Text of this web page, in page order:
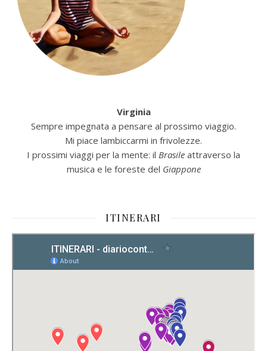
Virginia
Sempre impegnata a pensare al prossimo viaggio.
Mi piace lambiccarmi in frivolezze.
I prossimi viaggi per la mente: il Brasile attraverso la
musica e le foreste del Giappone
ITINERARI